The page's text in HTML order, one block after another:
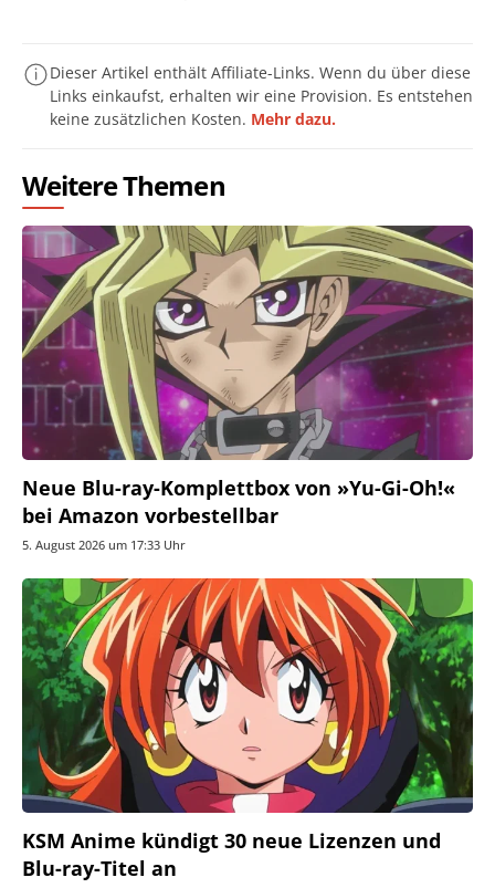
Dieser Artikel enthält Affiliate-Links. Wenn du über diese
Links einkaufst, erhalten wir eine Provision. Es entstehen
keine zusätzlichen Kosten. Mehr dazu.
Weitere Themen
Neue Blu-ray-Komplettbox von »Yu-Gi-Oh!«
bei Amazon vorbestellbar
5. August 2026 um 17:33 Uhr
KSM Anime kündigt 30 neue Lizenzen und
Blu-ray-Titel an